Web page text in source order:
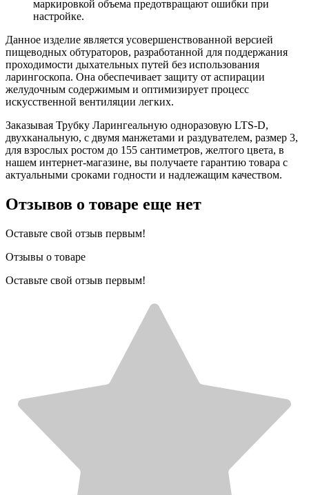
маркировкой объема предотвращают ошибки при
настройке.
Данное изделие является усовершенствованной версией
пищеводных обтураторов, разработанной для поддержания
проходимости дыхательных путей без использования
ларингоскопа. Она обеспечивает защиту от аспирации
желудочным содержимым и оптимизирует процесс
искусственной вентиляции легких.
Заказывая Трубку Ларингеальную одноразовую LTS-D,
двухканальную, с двумя манжетами и раздувателем, размер 3,
для взрослых ростом до 155 сантиметров, желтого цвета, в
нашем интернет-магазине, вы получаете гарантию товара с
актуальными сроками годности и надлежащим качеством.
Отзывов о товаре еще нет
Оставьте свой отзыв первым!
Отзывы о товаре
Оставьте свой отзыв первым!